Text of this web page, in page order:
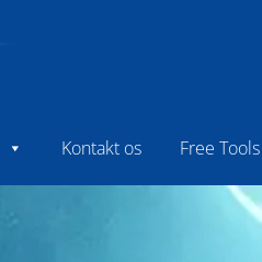
Kontakt os Free Tools